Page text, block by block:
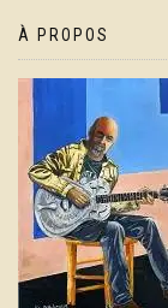
À PROPOS